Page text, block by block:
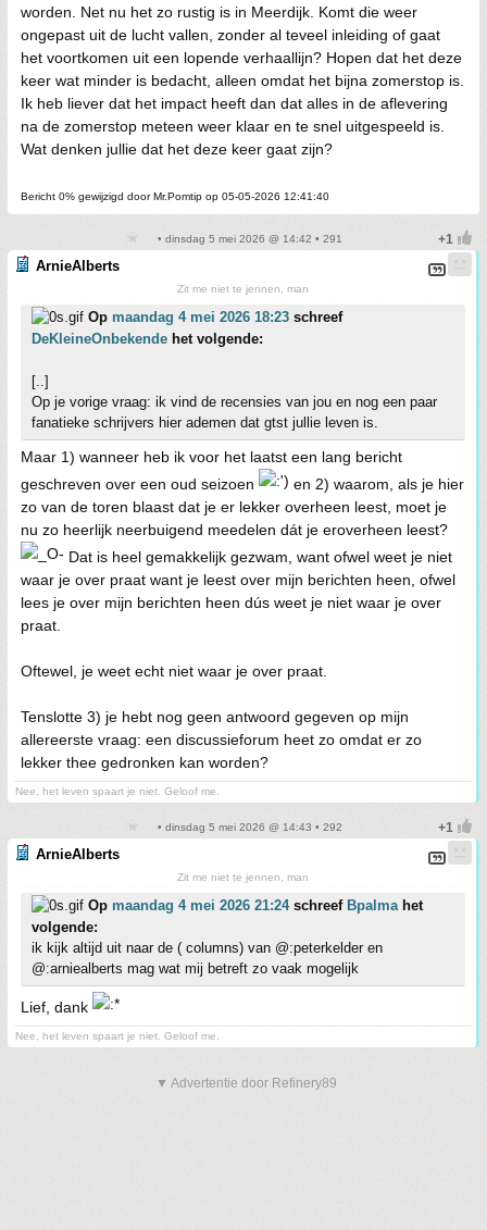
worden. Net nu het zo rustig is in Meerdijk. Komt die weer
ongepast uit de lucht vallen, zonder al teveel inleiding of gaat
het voortkomen uit een lopende verhaallijn? Hopen dat het deze
keer wat minder is bedacht, alleen omdat het bijna zomerstop is.
Ik heb liever dat het impact heeft dan dat alles in de aflevering
na de zomerstop meteen weer klaar en te snel uitgespeeld is.
Wat denken jullie dat het deze keer gaat zijn?
Bericht 0% gewijzigd door Mr.Pomtip op 05-05-2026 12:41:40
• dinsdag 5 mei 2026 @ 14:42 • 291
ArnieAlberts
Zit me niet te jennen, man
Op maandag 4 mei 2026 18:23 schreef
DeKleineOnbekende het volgende:
[..]
Op je vorige vraag: ik vind de recensies van jou en nog een paar
fanatieke schrijvers hier ademen dat gtst jullie leven is.
Maar 1) wanneer heb ik voor het laatst een lang bericht
geschreven over een oud seizoen
en 2) waarom, als je hier
zo van de toren blaast dat je er lekker overheen leest, moet je
nu zo heerlijk neerbuigend meedelen dát je eroverheen leest?
Dat is heel gemakkelijk gezwam, want ofwel weet je niet
waar je over praat want je leest over mijn berichten heen, ofwel
lees je over mijn berichten heen dús weet je niet waar je over
praat.
Oftewel, je weet echt niet waar je over praat.
Tenslotte 3) je hebt nog geen antwoord gegeven op mijn
allereerste vraag: een discussieforum heet zo omdat er zo
lekker thee gedronken kan worden?
Nee, het leven spaart je niet. Geloof me.
• dinsdag 5 mei 2026 @ 14:43 • 292
ArnieAlberts
Zit me niet te jennen, man
Op maandag 4 mei 2026 21:24schreef Bpalmahet
volgende:
ik kijk altijd uit naar de ( columns) van @:peterkelder en
@:arniealberts mag wat mij betreft zo vaak mogelijk
Lief, dank
Nee, het leven spaart je niet. Geloof me.
▼ Advertentie door Refinery89